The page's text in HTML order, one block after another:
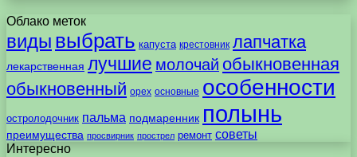
Облако меток
виды выбрать капуста крестовник лапчатка
лекарственная лучшие молочай обыкновенная
обыкновенный орех основные особенности
остролодочник пальма подмаренник полынь
преимущества просвирник прострел ремонт советы
Интересно